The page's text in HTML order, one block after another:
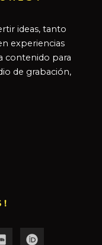
ideas, tanto
experiencias
contenido para
de grabación,